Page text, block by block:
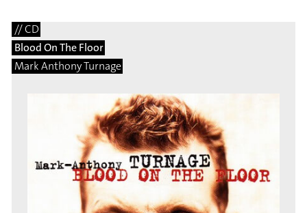
// CD
Blood On The Floor
Mark Anthony Turnage